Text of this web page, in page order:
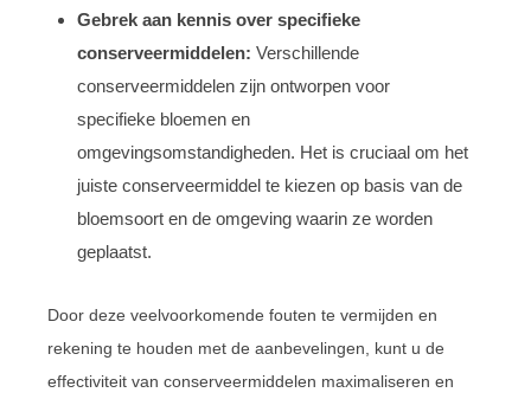
Gebrek aan kennis over specifieke
conserveermiddelen: Verschillende
conserveermiddelen zijn ontworpen voor
specifieke bloemen en
omgevingsomstandigheden. Het is cruciaal om het
juiste conserveermiddel te kiezen op basis van de
bloemsoort en de omgeving waarin ze worden
geplaatst.
Door deze veelvoorkomende fouten te vermijden en
rekening te houden met de aanbevelingen, kunt u de
effectiviteit van conserveermiddelen maximaliseren en